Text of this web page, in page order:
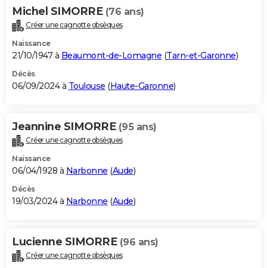
Michel SIMORRE (76 ans)
Créer une cagnotte obsèques
Naissance
21/10/1947 à Beaumont-de-Lomagne (Tarn-et-Garonne)
Décès
06/09/2024 à Toulouse (Haute-Garonne)
Jeannine SIMORRE (95 ans)
Créer une cagnotte obsèques
Naissance
06/04/1928 à Narbonne (Aude)
Décès
19/03/2024 à Narbonne (Aude)
Lucienne SIMORRE (96 ans)
Créer une cagnotte obsèques